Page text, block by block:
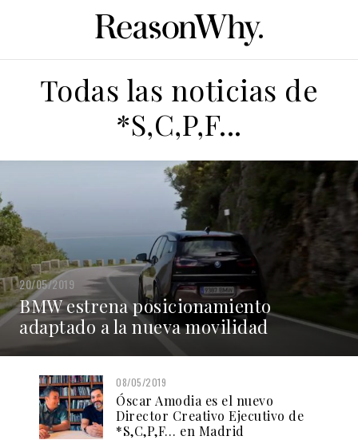
Todas las noticias de
*S,C,P,F...
20/05/2019
BMW estrena posicionamiento
adaptado a la nueva movilidad
08/05/2019
Óscar Amodia es el nuevo
Director Creativo Ejecutivo de
*S,C,P,F… en Madrid